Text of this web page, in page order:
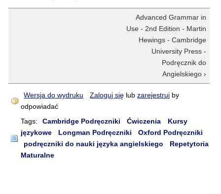
Advanced Grammar in
Use - 2nd Edition - Martin
Hewings - Cambridge
University Press -
Podręcznik do
Angielskiego ›
Wersja do wydruku Zaloguj się lubzarejestruj by
odpowiadać
Tags:
Cambridge Podręczniki Ćwiczenia
Kursy
językowe
Longman Podręczniki
Oxford Podręczniki
podręczniki do nauki języka angielskiego
Repetytoria
Maturalne